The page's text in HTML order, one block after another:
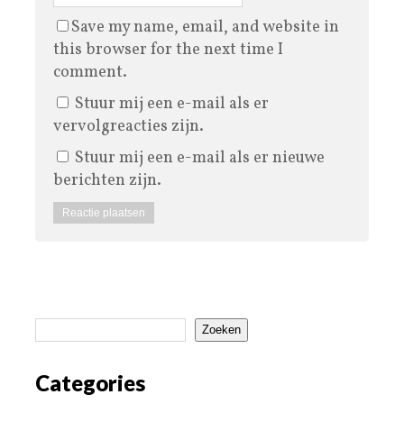
Save my name, email, and website in
this browser for the next time I
comment.
Stuur mij een e-mail als er
vervolgreacties zijn.
Stuur mij een e-mail als er nieuwe
berichten zijn.
Zoeken
Categories